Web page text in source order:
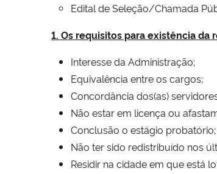
Edital de Seleção/Chamada
1. Os requisitos para existência
Interesse da Administração;
Equivalência entre os cargos;
Concordância dos(as)
Não estar em licença ou
Conclusão o estágio probatório;
Não ter sido redistribuído nos
Residir na cidade em que está